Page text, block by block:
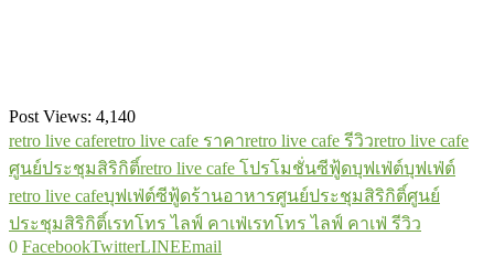
Post Views: 4,140
retro live caferetro live cafe ราคาretro live cafe รีวิวretro live cafe
ศูนย์ประชุมสิริกิติ์retro live cafe โปรโมชั่นซีฟู้ดบุฟเฟ่ต์บุฟเฟ่ต์
retro live cafeบุฟเฟ่ต์ซีฟู้ดร้านอาหารศูนย์ประชุมสิริกิติ์ศูนย์
ประชุมสิริกิติ์เรทโทร ไลฟ์ คาเฟ่เรทโทร ไลฟ์ คาเฟ่ รีวิว
0 FacebookTwitterLINEEmail